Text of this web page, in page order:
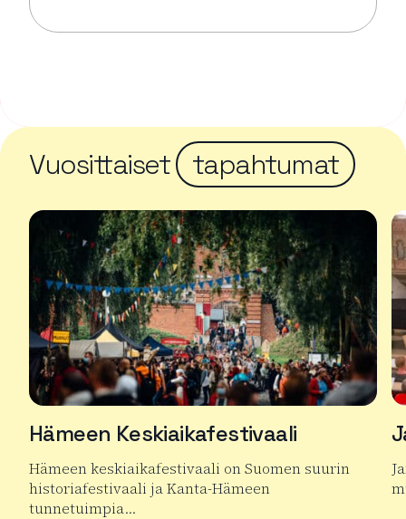
Lue lisää tapahtumasta Hattulan SPR Terveyspiste
Vuosittaiset tapahtumat
Hämeen Keskiaikafestivaali
Hämeen keskiaikafestivaali on Suomen suurin
historiafestivaali ja Kanta-Hämeen
tunnetuimpia…